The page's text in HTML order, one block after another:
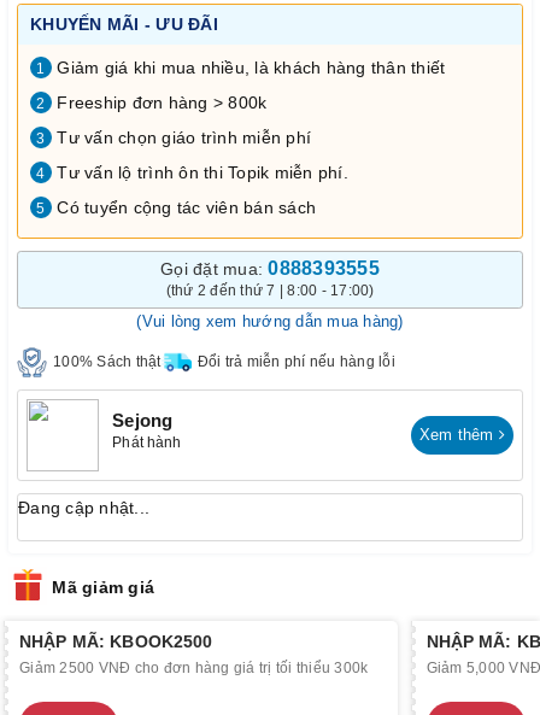
KHUYẾN MÃI - ƯU ĐÃI
1 Giảm giá khi mua nhiều, là khách hàng thân thiết
2 Freeship đơn hàng > 800k
3 Tư vấn chọn giáo trình miễn phí
4 Tư vấn lộ trình ôn thi Topik miễn phí.
5 Có tuyển cộng tác viên bán sách
Gọi đặt mua:0888393555
(thứ 2 đến thứ 7 | 8:00 - 17:00)
(Vui lòng xem hướng dẫn mua hàng)
100% Sách thật Đổi trả miễn phí nếu hàng lỗi
Sejong
Phát hành Xem thêm
Đang cập nhật...
Mã giảm giá
NHẬP MÃ: KBOOK2500
Giảm 2500 VNĐ cho đơn hàng giá trị tối thiểu 300k
NHẬP MÃ:
Giảm 5,000